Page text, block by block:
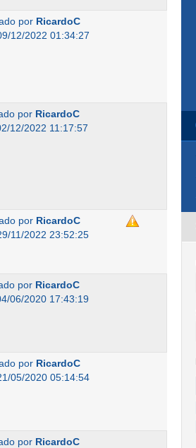
por RicardoC
12/2022 01:34:27
por RicardoC
12/2022 11:17:57
por RicardoC
11/2022 23:52:25
por RicardoC
06/2020 17:43:19
por RicardoC
05/2020 05:14:54
por RicardoC